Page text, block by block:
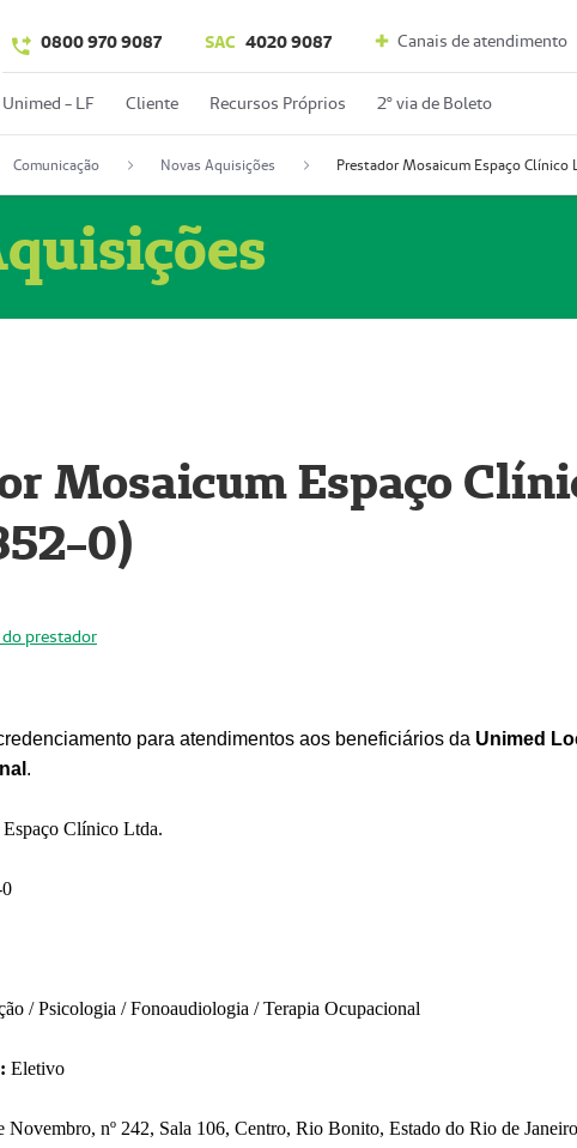
0800 970 9087 SAC 4020 9087 Canais de atendimento
Unimed - LF Cliente Recursos Próprios 2º via de Boleto
Comunicação Novas Aquisições
Mosaicum Espaço
0)
prestador
para atendimentos aos beneficiários da Unimed
.
Clínico Ltda.
/ Psicologia / Fonoaudiologia / Terapia Ocupacional
Eletivo
Novembro, nº 242, Sala 106, Centro, Rio Bonito, Estado do Rio de